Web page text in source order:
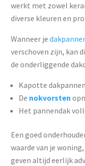
werkt met zowel
diverse kleuren en
Wanneer je
verschoven zijn, kan
de onderliggende
Kapotte
De nokvorsten
Het pannendak
Een goed
waarde van je
geven altijd eerlijk